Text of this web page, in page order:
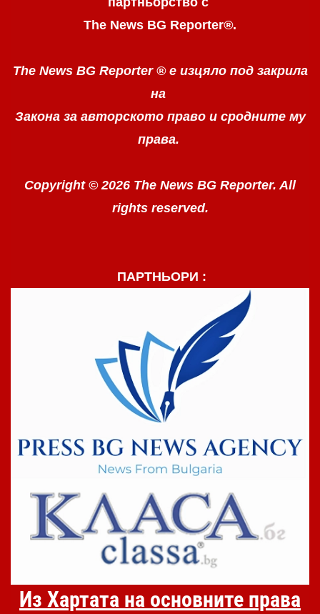
The News BG Reporter®.
The News BG Reporter ® е изцяло под закрила
на
Закона за авторското право и сродните му
права.
Copyright © 2026 The News BG Reporter. All
rights reserved.
ПАРТНЬОРИ :
Из Хартата на основните права